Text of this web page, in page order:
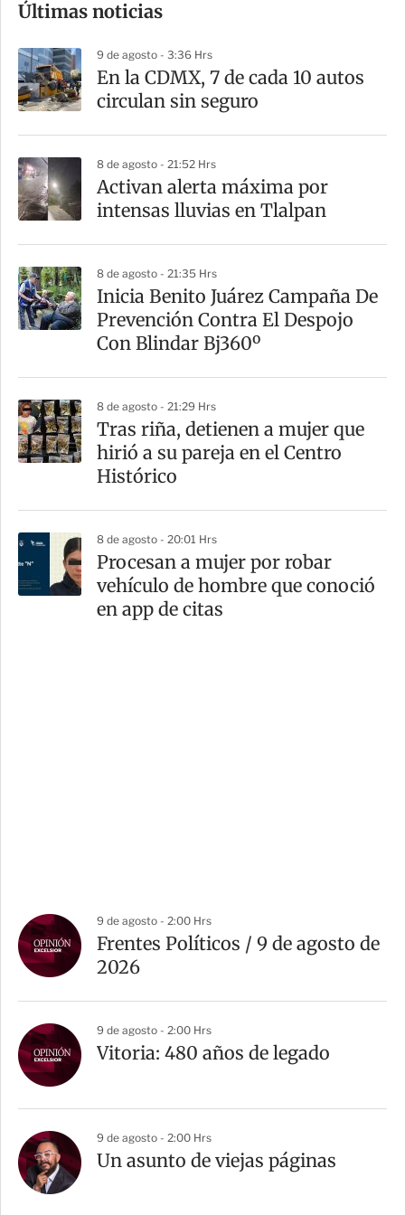
m
a
r
t
r
Últimas noticias
9 de agosto - 3:36 Hrs
En la CDMX, 7 de cada 10 autos
circulan sin seguro
8 de agosto - 21:52 Hrs
Activan alerta máxima por
intensas lluvias en Tlalpan
8 de agosto - 21:35 Hrs
Inicia Benito Juárez Campaña De
Prevención Contra El Despojo
Con Blindar Bj360º
8 de agosto - 21:29 Hrs
Tras riña, detienen a mujer que
hirió a su pareja en el Centro
Histórico
8 de agosto - 20:01 Hrs
Procesan a mujer por robar
vehículo de hombre que conoció
en app de citas
9 de agosto - 2:00 Hrs
Frentes Políticos / 9 de agosto de
2026
9 de agosto - 2:00 Hrs
Vitoria: 480 años de legado
9 de agosto - 2:00 Hrs
Un asunto de viejas páginas